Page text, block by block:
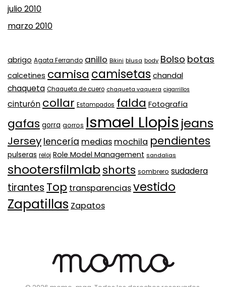
julio 2010
marzo 2010
abrigo Agata Ferrando anillo Bikini blusa body Bolso botas
calcetines camisa camisetas chandal
chaqueta Chaqueta de cuero chaqueta vaquera cigarrillos
cinturón collar Estampados falda Fotografía
gafas gorra gorros Ismael Llopis jeans
Jersey lencería medias mochila pendientes
pulseras reloj Role Model Management sandalias
shootersfilmlabshorts sombrero sudadera
tirantes Top transparenciasvestido
Zapatillas Zapatos